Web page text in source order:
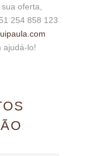
oferta,
254 858 123
ajudá-lo!